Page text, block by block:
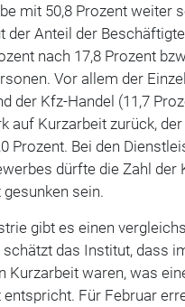
mit 50,8 Prozent weiter
der Anteil der
nach 17,8 Prozent
Vor allem der
der Kfz-Handel (11,7
auf Kurzarbeit zurück,
Prozent. Bei den
dürfte die Zahl der
sein.
gibt es einen
das Institut, dass
Kurzarbeit waren, was
entspricht. Für Februar